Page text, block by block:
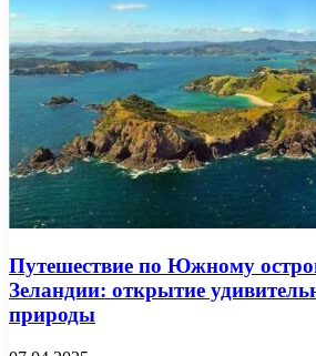
Путешествие по Южному
Зеландии: открытие
природы